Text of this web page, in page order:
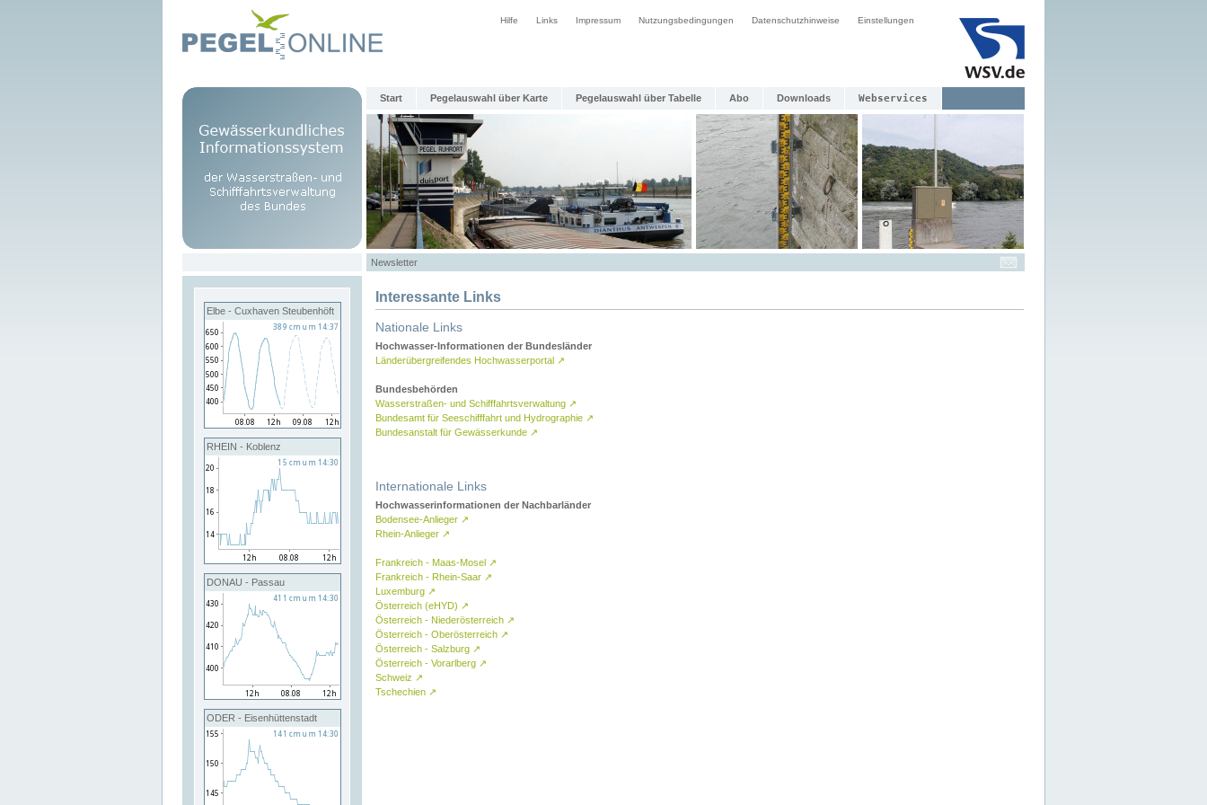
Hilfe Links Impressum Nutzungsbedingungen Datenschutzhinweise Einstellungen
Start Pegelauswahl über Karte Pegelauswahl über Tabelle Abo Downloads Webservices
Newsletter
Elbe - Cuxhaven Steubenhöft
RHEIN - Koblenz
DONAU - Passau
ODER - Eisenhüttenstadt
Interessante Links
Nationale Links
Hochwasser-Informationen der Bundesländer
Länderübergreifendes Hochwasserportal ↗
Bundesbehörden
Wasserstraßen- und Schifffahrtsverwaltung ↗
Bundesamt für Seeschifffahrt und Hydrographie ↗
Bundesanstalt für Gewässerkunde ↗
Internationale Links
Hochwasserinformationen der Nachbarländer
Bodensee-Anlieger ↗
Rhein-Anlieger ↗
Frankreich - Maas-Mosel ↗
Frankreich - Rhein-Saar ↗
Luxemburg ↗
Österreich (eHYD) ↗
Österreich - Niederösterreich ↗
Österreich - Oberösterreich ↗
Österreich - Salzburg ↗
Österreich - Vorarlberg ↗
Schweiz ↗
Tschechien ↗